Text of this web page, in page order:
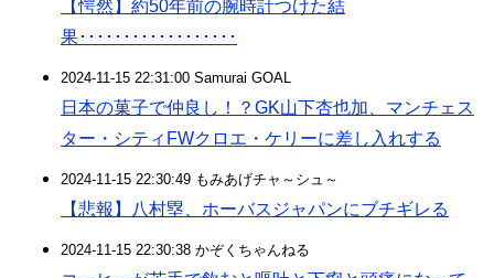
【愕然】約50年前の腕時計つけた結
果･･････････････････
2024-11-15 22:31:00 Samurai GOAL
日本の菓子で仲良し！？GK山下杏也加、マンチェス
ター・シティFWクロエ・ケリーに差し入れする
2024-11-15 22:30:49 もみあげチャ～シュ～
【悲報】八村塁、ホーバスジャパンにブチギレる
2024-11-15 22:30:38 かぞくちゃんねる